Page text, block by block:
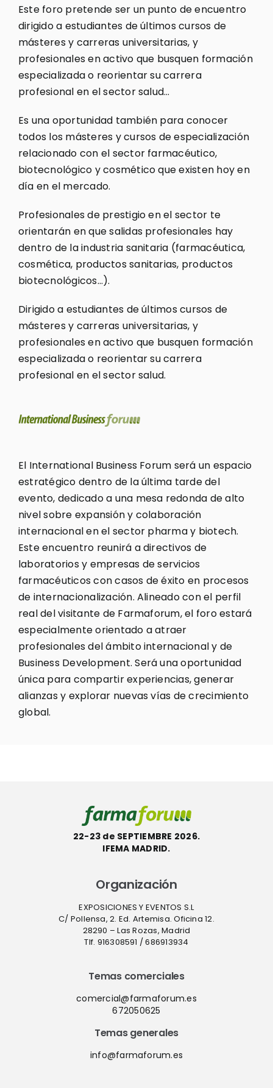
Este foro pretende ser un punto de encuentro
dirigido a estudiantes de últimos cursos de
másteres y carreras universitarias, y
profesionales en activo que busquen formación
especializada o reorientar su carrera
profesional en el sector salud…
Es una oportunidad también para conocer
todos los másteres y cursos de especialización
relacionado con el sector farmacéutico,
biotecnológico y cosmético que existen hoy en
día en el mercado.
Profesionales de prestigio en el sector te
orientarán en que salidas profesionales hay
dentro de la industria sanitaria (farmacéutica,
cosmética, productos sanitarias, productos
biotecnológicos…).
Dirigido a estudiantes de últimos cursos de
másteres y carreras universitarias, y
profesionales en activo que busquen formación
especializada o reorientar su carrera
profesional en el sector salud.
El International Business Forum será un espacio
estratégico dentro de la última tarde del
evento, dedicado a una mesa redonda de alto
nivel sobre expansión y colaboración
internacional en el sector pharma y biotech.
Este encuentro reunirá a directivos de
laboratorios y empresas de servicios
farmacéuticos con casos de éxito en procesos
de internacionalización. Alineado con el perfil
real del visitante de Farmaforum, el foro estará
especialmente orientado a atraer
profesionales del ámbito internacional y de
Business Development. Será una oportunidad
única para compartir experiencias, generar
alianzas y explorar nuevas vías de crecimiento
global.
22-23 de SEPTIEMBRE 2026.
IFEMA MADRID.
Organización
EXPOSICIONES Y EVENTOS S.L
C/ Pollensa, 2. Ed. Artemisa. Oficina 12.
28290 – Las Rozas, Madrid
Tlf. 916308591 / 686913934
Temas comerciales
comercial@farmaforum.es
672050625
Temas generales
info@farmaforum.es